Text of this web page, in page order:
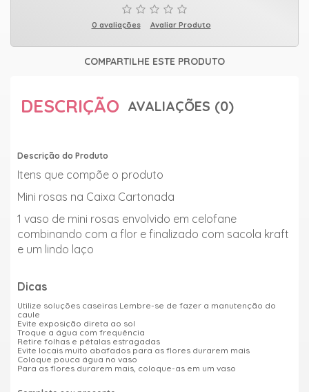
0 avaliações Avaliar Produto
COMPARTILHE ESTE PRODUTO
DESCRIÇÃO AVALIAÇÕES (0)
Descrição do Produto
Itens que compõe o produto
Mini rosas na Caixa Cartonada
1 vaso de mini rosas envolvido em celofane
combinando com a flor e finalizado com sacola kraft
e um lindo laço
Dicas
Utilize soluções caseiras Lembre-se de fazer a manutenção do
caule
Evite exposição direta ao sol
Troque a água com frequência
Retire folhas e pétalas estragadas
Evite locais muito abafados para as flores durarem mais
Coloque pouca água no vaso
Para as flores durarem mais, coloque-as em um vaso